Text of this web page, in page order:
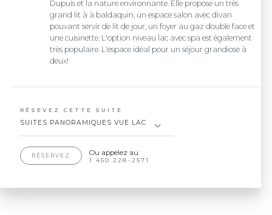
Dupuis et la nature environnante. Elle propose un très
grand lit à à baldaquin, un espace salon avec divan
pouvant servir de lit de jour, un foyer au gaz double face et
une cuisinette. L'option niveau lac avec spa est également
très populaire. L'espace idéal pour un séjour grandiose à
deux!
RÉSEVEZ CETTE SUITE
SUITES PANORAMIQUES VUE LAC
RÉSERVEZ Ou appelez au
1 450 228-2571